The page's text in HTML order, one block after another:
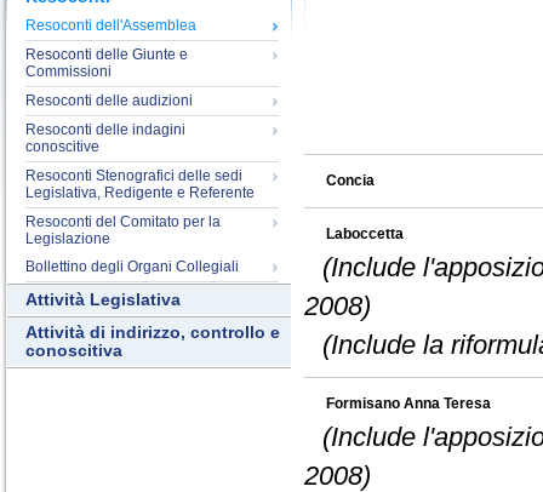
Resoconti dell'Assemblea
Resoconti delle Giunte e
Commissioni
Resoconti delle audizioni
Resoconti delle indagini
conoscitive
Resoconti Stenografici delle sedi
Legislativa, Redigente e Referente
Resoconti del Comitato per la
Legislazione
Bollettino degli Organi Collegiali
Attività Legislativa
Attività di indirizzo, controllo e
conoscitiva
Concia
Laboccetta
(Include
2008)
(Include la
Formisano Anna Teresa
(Include
2008)